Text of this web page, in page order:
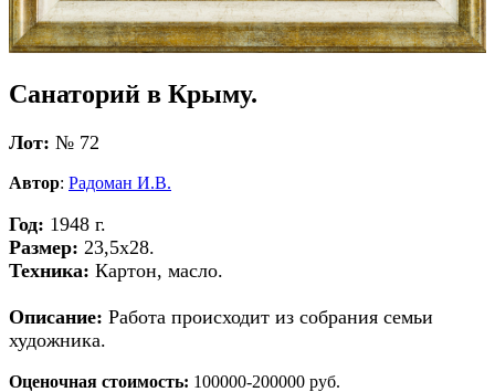
Санаторий в Крыму.
Лот: № 72
Автор: Радоман И.В.
Год: 1948 г.
Размер: 23,5х28.
Техника: Картон, масло.
Описание: Работа происходит из собрания семьи
художника.
Оценочная стоимость: 100000-200000 руб.